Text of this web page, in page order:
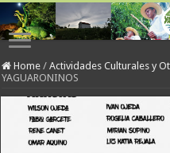
Home / Actividades Culturales y
YAGUARONINOS